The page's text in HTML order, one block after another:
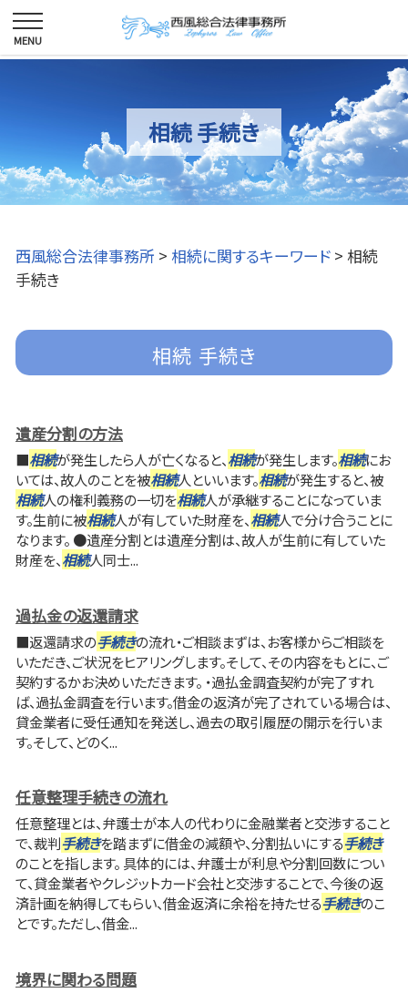
相続 手続き
西風総合法律事務所 > 相続に関するキーワード > 相続
手続き
相続 手続き
遺産分割の方法
■相続が発生したら人が亡くなると、相続が発生します。相続にお
いては、故人のことを被相続人といいます。相続が発生すると、被
相続人の権利義務の一切を相続人が承継することになっていま
す。生前に被相続人が有していた財産を、相続人で分け合うことに
なります。 ●遺産分割とは遺産分割は、故人が生前に有していた
財産を、相続人同士...
過払金の返還請求
■返還請求の手続きの流れ・ご相談まずは、お客様からご相談を
いただき、ご状況をヒアリングします。そして、その内容をもとに、ご
契約するかお決めいただきます。 ・過払金調査契約が完了すれ
ば、過払金調査を行います。借金の返済が完了されている場合は、
貸金業者に受任通知を発送し、過去の取引履歴の開示を行いま
す。そして、どのく...
任意整理手続きの流れ
任意整理とは、弁護士が本人の代わりに金融業者と交渉すること
で、裁判手続きを踏まずに借金の減額や、分割払いにする手続き
のことを指します。 具体的には、弁護士が利息や分割回数につい
て、貸金業者やクレジットカード会社と交渉することで、今後の返
済計画を納得してもらい、借金返済に余裕を持たせる手続きのこ
とです。ただし、借金...
境界に関わる問題